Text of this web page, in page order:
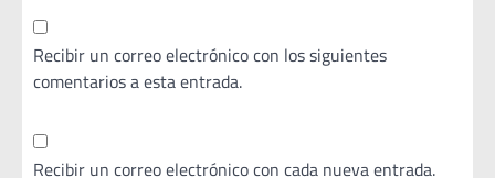
Recibir un correo electrónico con los siguientes
comentarios a esta entrada.
Recibir un correo electrónico con cada nueva entrada.